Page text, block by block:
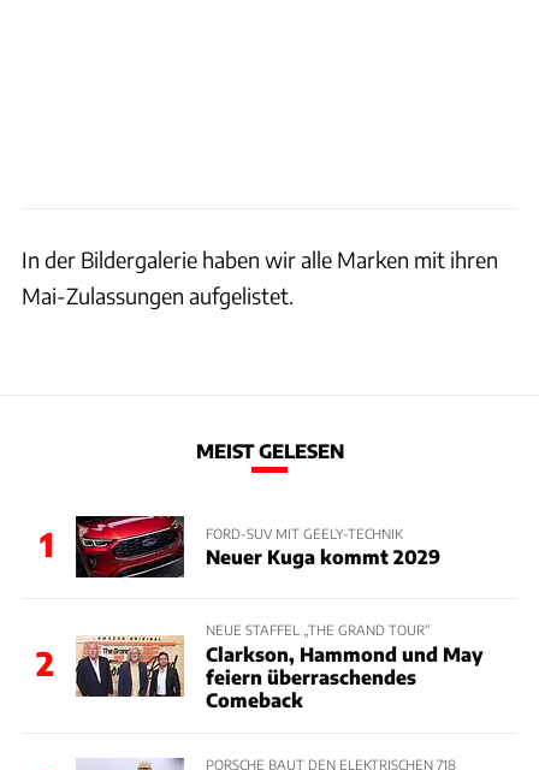
In der Bildergalerie haben wir alle Marken mit ihren
Mai-Zulassungen aufgelistet.
MEIST GELESEN
1 FORD-SUV MIT GEELY-TECHNIK
Neuer Kuga kommt 2029
2
NEUE STAFFEL „THE GRAND TOUR“
Clarkson, Hammond und May
feiern überraschendes
Comeback
PORSCHE BAUT DEN ELEKTRISCHEN 718